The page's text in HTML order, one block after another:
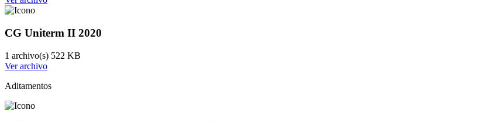
CG Uniterm II 2020
1 archivo(s) 522 KB
Ver archivo
Aditamentos